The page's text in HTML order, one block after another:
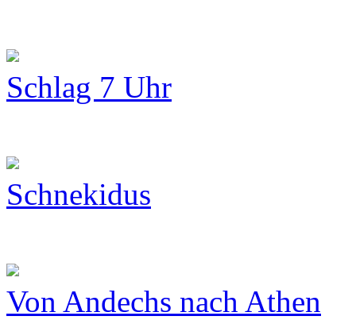
Schlag 7 Uhr
Schnekidus
Von Andechs nach Athen